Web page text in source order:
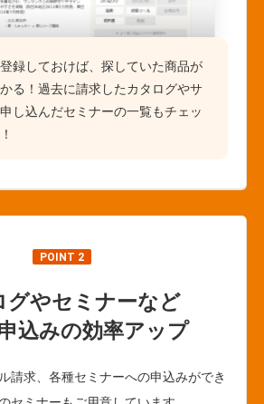
録しておけば、探していた商品が
る！過去に請求したカタログやサ
し込んだセミナーの一覧もチェッ
POINT 2
グやセミナーなど
込みの効率アップ
請求、各種セミナーへの申込みができ